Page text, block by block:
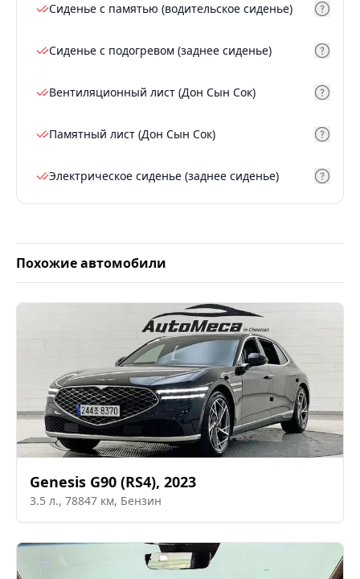
Сиденье с памятью (водительское сиденье)
Сиденье с подогревом (заднее сиденье)
Вентиляционный лист (Дон Сын Сок)
Памятный лист (Дон Сын Сок)
Электрическое сиденье (заднее сиденье)
Похожие автомобили
Genesis G90 (RS4), 2023
3.5 л., 78847 км, Бензин